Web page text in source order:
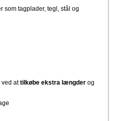
tagplader, tegl, stål og
attilkøbe ekstra længder og